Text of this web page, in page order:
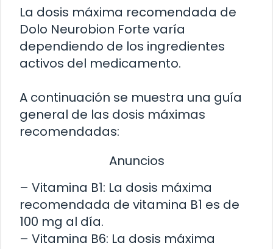
La dosis máxima recomendada de
Dolo Neurobion Forte varía
dependiendo de los ingredientes
activos del medicamento.
A continuación se muestra una guía
general de las dosis máximas
recomendadas:
Anuncios
– Vitamina B1: La dosis máxima
recomendada de vitamina B1 es de
100 mg al día.
– Vitamina B6: La dosis máxima